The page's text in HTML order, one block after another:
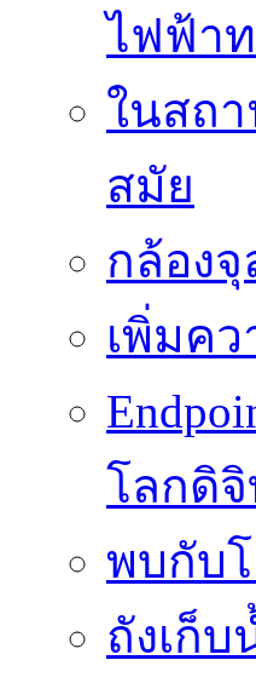
ไฟฟ้า
ในสถ
สมัย
กล้อง
เพิ่มค
โลกดิ
พบกับ
ถังเก็